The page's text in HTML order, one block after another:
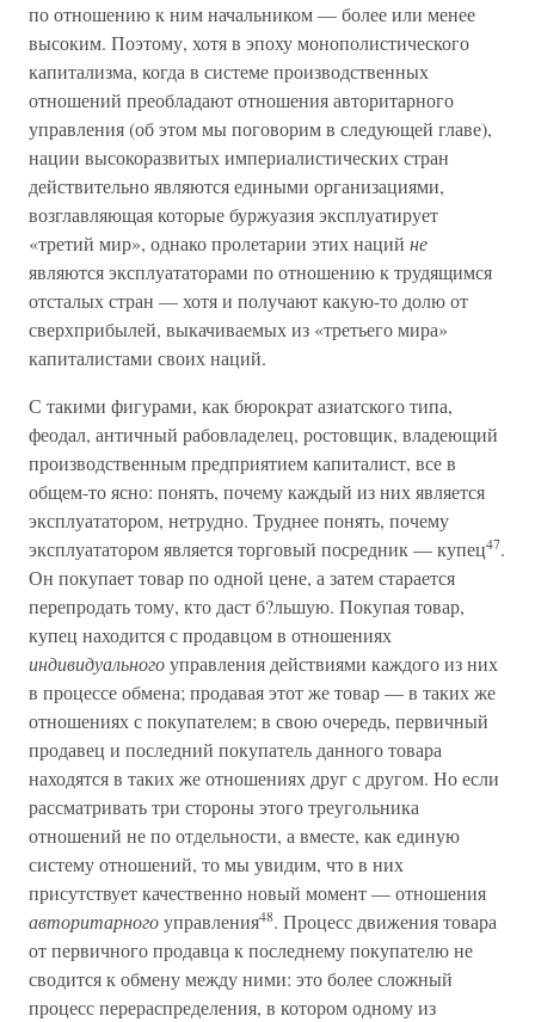
по отношению к ним начальником — более или менее
высоким. Поэтому, хотя в эпоху монополистического
капитализма, когда в системе производственных
отношений преобладают отношения авторитарного
управления (об этом мы поговорим в следующей главе),
нации высокоразвитых империалистических стран
действительно являются едиными организациями,
возглавляющая которые буржуазия эксплуатирует
«третий мир», однако пролетарии этих наций не
являются эксплуататорами по отношению к трудящимся
отсталых стран — хотя и получают какую-то долю от
сверхприбылей, выкачиваемых из «третьего мира»
капиталистами своих наций.
С такими фигурами, как бюрократ азиатского типа,
феодал, античный рабовладелец, ростовщик, владеющий
производственным предприятием капиталист, все в
общем-то ясно: понять, почему каждый из них является
эксплуататором, нетрудно. Труднее понять, почему
эксплуататором является торговый посредник — купец47.
Он покупает товар по одной цене, а затем старается
перепродать тому, кто даст б?льшую. Покупая товар,
купец находится с продавцом в отношениях
индивидуальногоуправления действиями каждого из них
в процессе обмена; продавая этот же товар — в таких же
отношениях с покупателем; в свою очередь, первичный
продавец и последний покупатель данного товара
находятся в таких же отношениях друг с другом. Но если
рассматривать три стороны этого треугольника
отношений не по отдельности, а вместе, как единую
систему отношений, то мы увидим, что в них
присутствует качественно новый момент — отношения
авторитарногоуправления48. Процесс движения товара
от первичного продавца к последнему покупателю не
сводится к обмену между ними: это более сложный
процесс перераспределения, в котором одному из